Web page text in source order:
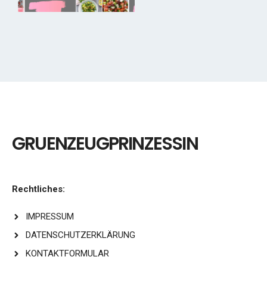
GRUENZEUGPRINZESSIN
Rechtliches:
IMPRESSUM
DATENSCHUTZERKLÄRUNG
KONTAKTFORMULAR